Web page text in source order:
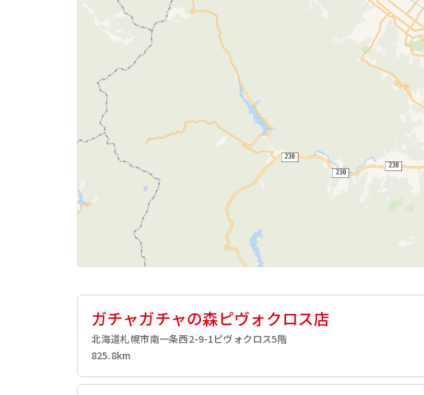
ガチャガチャの森ピヴォクロス店
北海道札幌市南一条西2-9-1ピヴォクロス5階
825.8km